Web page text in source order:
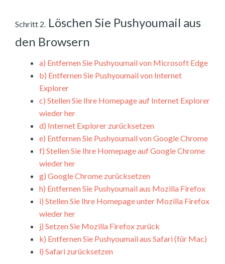
Schritt 2. Löschen Sie Pushyoumail aus
den Browsern
a) Entfernen Sie Pushyoumail von Microsoft Edge
b) Entfernen Sie Pushyoumail von Internet
Explorer
c) Stellen Sie Ihre Homepage auf Internet Explorer
wieder her
d) Internet Explorer zurücksetzen
e) Entfernen Sie Pushyoumail von Google Chrome
f) Stellen Sie Ihre Homepage auf Google Chrome
wieder her
g) Google Chrome zurücksetzen
h) Entfernen Sie Pushyoumail aus Mozilla Firefox
i) Stellen Sie Ihre Homepage unter Mozilla Firefox
wieder her
j) Setzen Sie Mozilla Firefox zurück
k) Entfernen Sie Pushyoumail aus Safari (für Mac)
l) Safari zurücksetzen